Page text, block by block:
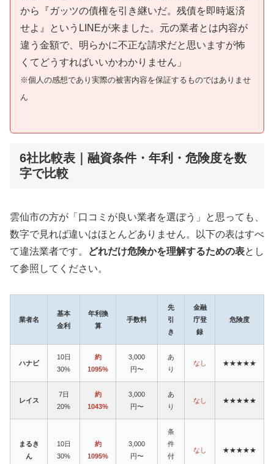
から『ガッツの債権を引き継いだ。残債を即時返済
せよ』というLINEが来ました。元の業者とは内容が
違う金額で、明らかに不正な請求だと思いますが怖
くてどうすればいいかわかりません」
※個人の感想であり実際の被害内容を保証するものではありませ
ん
6社比較表｜融資条件・年利・危険度を数
字で比較
雲仙市の方が「口コミが良い業者を選ぼう」と思っても、
数字で見れば違いはほとんどありません。以下の表はすべ
て違法業者です。
どれだけ危険かを理解するための表とし
て参照してください。
業者名
基本
金利
年利換
算
手数料
先
引
き
金融
庁登
録
危険度
ハナビ
10日
30%
約
1095%
3,000
円〜
あ
り
なし ★★★★★
レイス
7日
20%
約
1043%
3,000
円〜
あ
り
なし ★★★★★
まるき
ん
10日
30%
約
1095%
3,000
円〜
条
件
付
なし ★★★★★